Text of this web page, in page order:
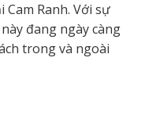
Ranh. Với sự
đang ngày càng
trong và ngoài